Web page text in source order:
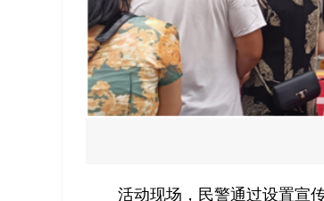
活动现场，民警通过设置宣